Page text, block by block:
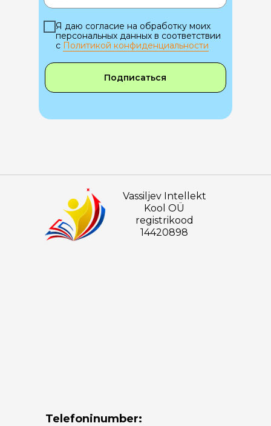
Я даю согласие на обработку моих
персональных данных в соответствии
с Политикой конфиденциальности
Подписаться
Vassiljev Intellekt
Kool OÜ
registrikood
14420898
Telefoninumber: